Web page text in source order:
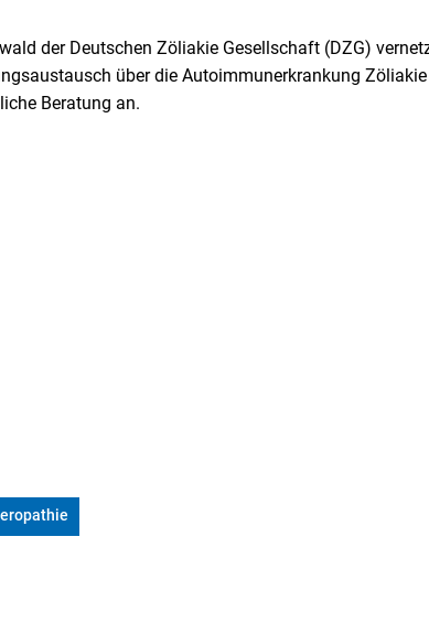
der Deutschen Zöliakie Gesellschaft (DZG)
über die Autoimmunerkrankung
Beratung an.